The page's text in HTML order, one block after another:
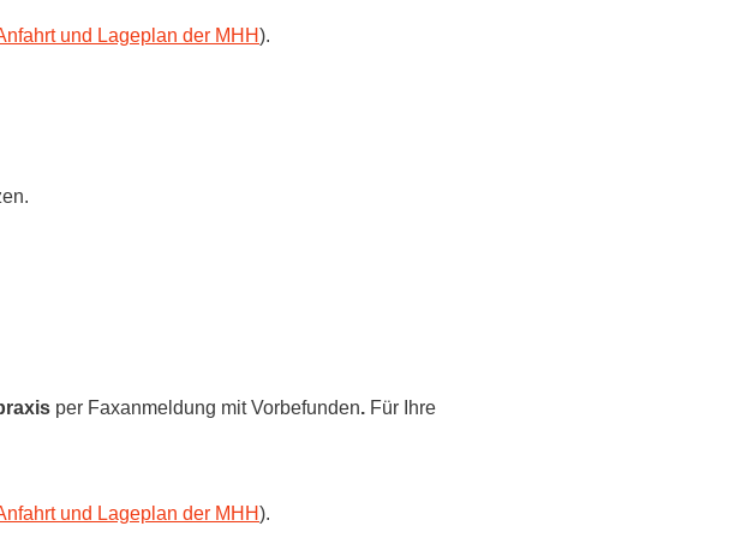
und
Forschung - Wissen - Translation - Transfer
und Lageplan der MHH).
per Faxanmeldung mit Vorbefunden. Für Ihre
und Lageplan der MHH).